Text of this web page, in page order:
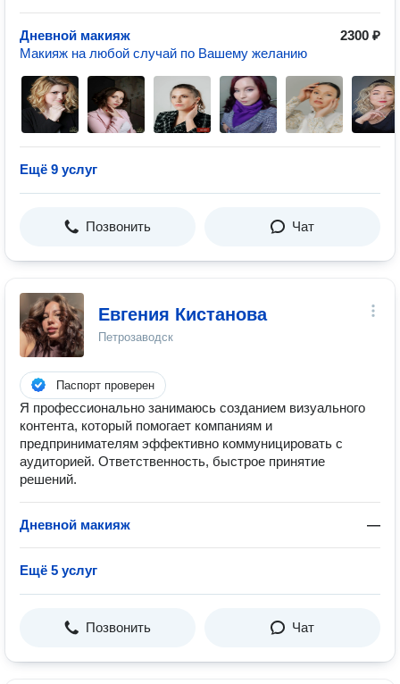
Дневной макияж
2300 ₽
Макияж на любой случай по Вашему желанию
Ещё 9 услуг
Позвонить Чат
Евгения Кистанова
Петрозаводск
Паспорт проверен
Я профессионально занимаюсь созданием визуального
контента, который помогает компаниям и
предпринимателям эффективно коммуницировать с
аудиторией. Ответственность, быстрое принятие
решений.
Дневной макияж —
Ещё 5 услуг
Позвонить Чат